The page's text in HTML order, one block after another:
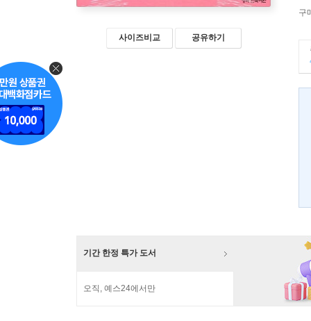
사이즈비교 공유하기
구
기간 한정 특가 도서
오직, 예스24에서만